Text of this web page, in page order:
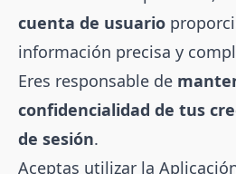
cuenta de usuario
información precisa y
Eres responsable de
confidencialidad de tus
de sesión.
Aceptas utilizar la